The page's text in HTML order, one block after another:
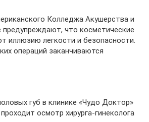
Колледжа Акушерства и
предупреждают, что косметические
иллюзию легкости и безопасности.
операций заканчиваются
губ в клинике «Чудо Доктор»
осмотр хирурга-гинеколога